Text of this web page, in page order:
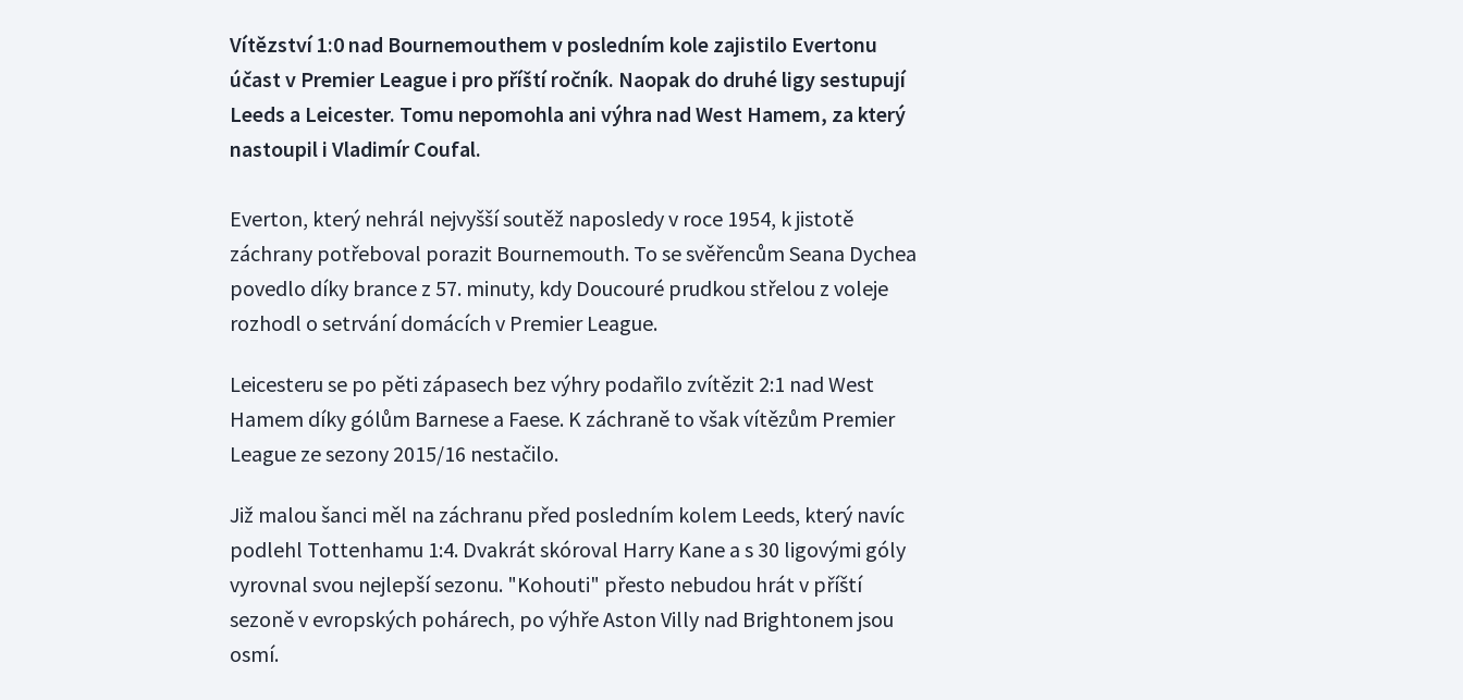
Vítězství 1:0 nad Bournemouthem v posledním kole zajistilo Evertonu
účast v Premier League i pro příští ročník. Naopak do druhé ligy sestupují
Leeds a Leicester. Tomu nepomohla ani výhra nad West Hamem, za který
nastoupil i Vladimír Coufal.
Everton, který nehrál nejvyšší soutěž naposledy v roce 1954, k jistotě
záchrany potřeboval porazit Bournemouth. To se svěřencům Seana Dychea
povedlo díky brance z 57. minuty, kdy Doucouré prudkou střelou z voleje
rozhodl o setrvání domácích v Premier League.
Leicesteru se po pěti zápasech bez výhry podařilo zvítězit 2:1 nad West
Hamem díky gólům Barnese a Faese. K záchraně to však vítězům Premier
League ze sezony 2015/16 nestačilo.
Již malou šanci měl na záchranu před posledním kolem Leeds, který navíc
podlehl Tottenhamu 1:4. Dvakrát skóroval Harry Kane a s 30 ligovými góly
vyrovnal svou nejlepší sezonu. "Kohouti" přesto nebudou hrát v příští
sezoně v evropských pohárech, po výhře Aston Villy nad Brightonem jsou
osmí.